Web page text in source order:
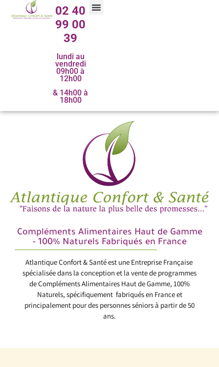
02 40
99 00
39
lundi au
vendredi
09h00 à
12h00
& 14h00 à
18h00
Compléments Alimentaires Haut de Gamme
- 100% Naturels Fabriqués en France
Atlantique Confort & Santé est une Entreprise Française
spécialisée dans la conception et la vente de programmes
de Compléments Alimentaires Haut de Gamme, 100%
Naturels, spécifiquement fabriqués en France et
principalement pour des personnes séniors à partir de 50
ans.